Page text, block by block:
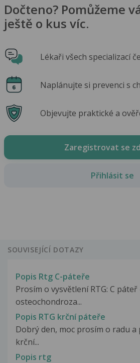
Dočteno? Pomůžeme
ještě o kus víc.
Lékaři všech specializací
Naplánujte si prevenci s
Objevujte praktické a
Zaregistrovat se
Přihlásit se
SOUVISEJÍCÍ DOTAZY
Popis Rtg C-páteře
Prosím o vysvětlení RTG: C
osteochondroza...
Popis RTG krční páteře
Dobrý den, moc prosím o radu a
krční...
Popis rtg